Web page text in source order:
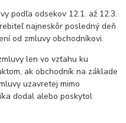
podľa odsekov 12.1. až 12.3.
najneskôr posledný deň
od zmluvy obchodníkovi.
len vo vzťahu ku
ak obchodník na základe
uzavretej mimo
dodal alebo poskytol